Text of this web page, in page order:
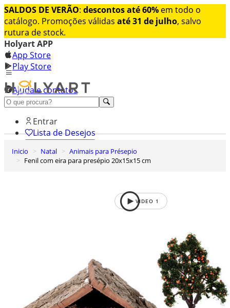
SALDOS DE VERÃO: descontos até 60% em todo o
catálogo. Promoções válidas até 31 de julho, salvo
rutura de stock.
Holyart APP
App Store
Play Store
Ajuda e contatos
Conheça premium
Entrar
Lista de Desejos
Carrinho de Compras
Inicio Natal
Animais para Présepio
Fenil com eira para presépio 20x15x15 cm
VIDEO 1